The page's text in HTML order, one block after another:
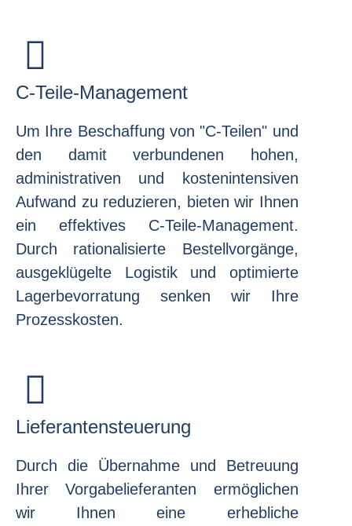
C-Teile-Management
Um Ihre Beschaffung von "C-Teilen" und
den damit verbundenen hohen,
administrativen und kostenintensiven
Aufwand zu reduzieren, bieten wir Ihnen
ein effektives C-Teile-Management.
Durch rationalisierte Bestellvorgänge,
ausgeklügelte Logistik und optimierte
Lagerbevorratung senken wir Ihre
Prozesskosten.
Lieferantensteuerung
Durch die Übernahme und Betreuung
Ihrer Vorgabelieferanten ermöglichen
wir Ihnen eine erhebliche